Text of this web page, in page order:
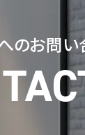
のお問い